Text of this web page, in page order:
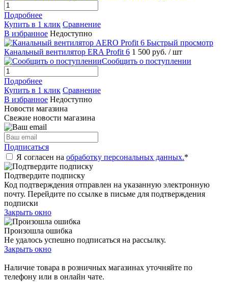
Подробнее
Купить в 1 клик Сравнение
В избранное Недоступно
Быстрый просмотр
Канальный вентилятор ERA Profit 6 1 500 руб. / шт
Сообщить о поступлении
Подробнее
Купить в 1 клик Сравнение
В избранное Недоступно
Новости магазина
Свежие новости магазина
Подписаться
Я согласен на обработку персональных данных.*
Подтвердите подписку
Код подтверждения отправлен на указанную электронную
почту. Перейдите по ссылке в письме для подтверждения
подписки
Закрыть окно
Произошла ошибка
Не удалось успешно подписаться на рассылку.
Закрыть окно
Наличие товара в розничных магазинах уточняйте по
телефону или в онлайн чате.